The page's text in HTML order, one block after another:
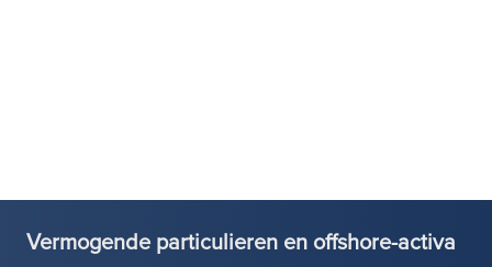
Vermogende particulieren en offshore-activa